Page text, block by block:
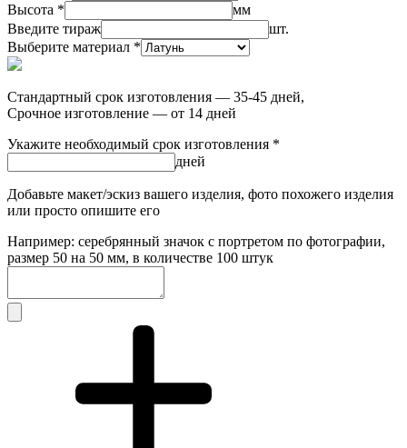
Высота *
мм
Введите тираж
шт.
Выберите материал *
Стандартный срок изготовления — 35-45 дней,
Срочное изготовление — от 14 дней
Укажите необходимый срок изготовления *
дней
Добавьте макет/эскиз вашего изделия, фото похожего изделия
или просто опишите его
Например: серебрянный значок с портретом по фотографии,
размер 50 на 50 мм, в количестве 100 штук